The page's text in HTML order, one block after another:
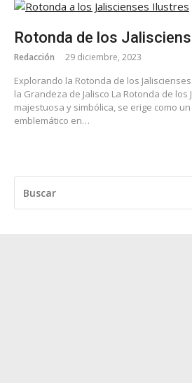
Rotonda de los
Redacción 29 diciembre, 2023
Explorando la Rotonda de los
la Grandeza de Jalisco La Rotonda de los
majestuosa y simbólica, se erige como
emblemático en…